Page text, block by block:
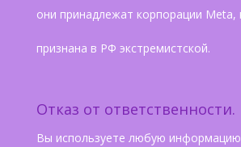
они принадлежат корпорации Meta,
признана в РФ экстремистской.
Отказ от ответственности.
Вы используете любую